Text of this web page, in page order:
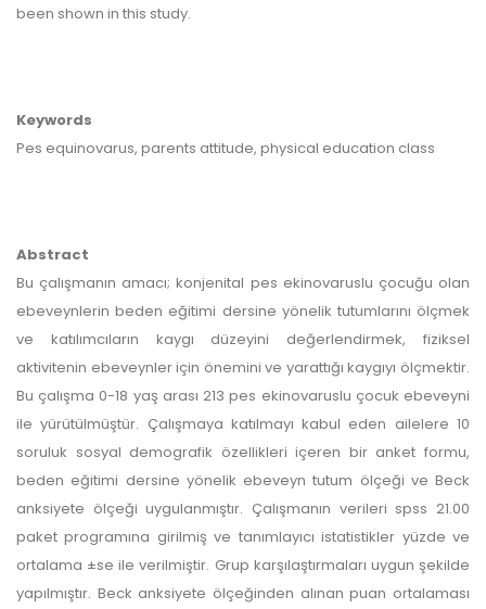
been shown in this study.
Keywords
Pes equinovarus, parents attitude, physical education class
Abstract
Bu çalışmanın amacı; konjenital pes ekinovaruslu çocuğu olan
ebeveynlerin beden eğitimi dersine yönelik tutumlarını ölçmek
ve katılımcıların kaygı düzeyini değerlendirmek, fiziksel
aktivitenin ebeveynler için önemini ve yarattığı kaygıyı ölçmektir.
Bu çalışma 0-18 yaş arası 213 pes ekinovaruslu çocuk ebeveyni
ile yürütülmüştür. Çalışmaya katılmayı kabul eden ailelere 10
soruluk sosyal demografik özellikleri içeren bir anket formu,
beden eğitimi dersine yönelik ebeveyn tutum ölçeği ve Beck
anksiyete ölçeği uygulanmıştır. Çalışmanın verileri spss 21.00
paket programına girilmiş ve tanımlayıcı istatistikler yüzde ve
ortalama ±se ile verilmiştir. Grup karşılaştırmaları uygun şekilde
yapılmıştır. Beck anksiyete ölçeğinden alınan puan ortalaması